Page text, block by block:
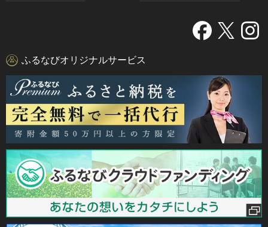
ふるなびオリジナルサービス